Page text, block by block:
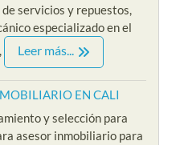
servicios y repuestos,
especializado en el
Leer más...
EN CALI
y selección para
asesor inmobiliario para